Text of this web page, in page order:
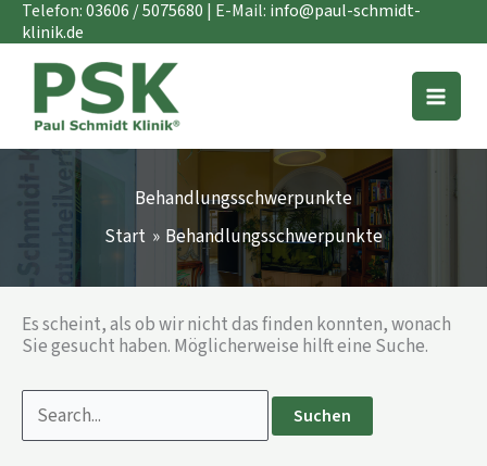
Zum
Inhalt
Telefon:03606 / 5075680 | E-Mail: info@paul-schmidt-
klinik.de
Behandlungsschwerpunkte
Start
Behandlungsschwerpunkte
Es scheint, als ob wir nicht das finden konnten, wonach
Sie gesucht haben. Möglicherweise hilft eine Suche.
Suchen
nach: